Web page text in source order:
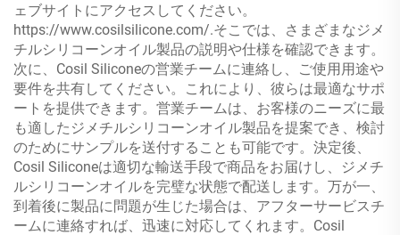
ェブサイトにアクセスしてください。
https://www.cosilsilicone.com/.そこでは、さまざまなジメ
チルシリコーンオイル製品の説明や仕様を確認できます。
次に、Cosil Siliconeの営業チームに連絡し、ご使用用途や
要件を共有してください。これにより、彼らは最適なサポ
ートを提供できます。営業チームは、お客様のニーズに最
も適したジメチルシリコーンオイル製品を提案でき、検討
のためにサンプルを送付することも可能です。決定後、
Cosil Siliconeは適切な輸送手段で商品をお届けし、ジメチ
ルシリコーンオイルを完璧な状態で配送します。万が一、
到着後に製品に問題が生じた場合は、アフターサービスチ
ームに連絡すれば、迅速に対応してくれます。Cosil